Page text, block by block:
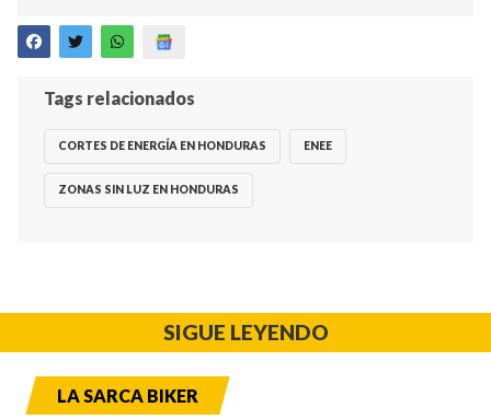
Tags relacionados
CORTES DE ENERGÍA EN HONDURAS ENEE
ZONAS SIN LUZ EN HONDURAS
SIGUE LEYENDO
LA SARCA BIKER